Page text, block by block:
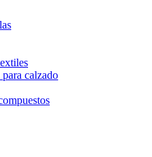
calzado